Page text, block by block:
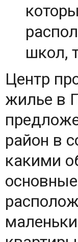
школ,
Центр
жилье в
район в
какими